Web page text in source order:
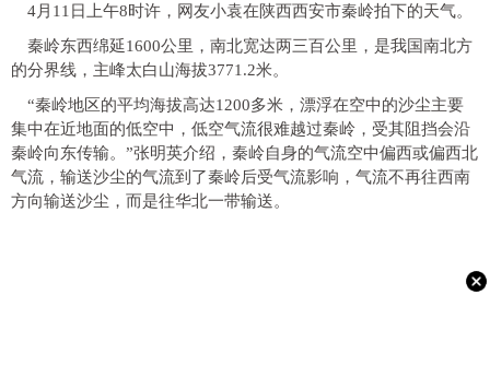
4月11日上午8时许，网友小袁在陕西西安市秦岭拍下的天气。
秦岭东西绵延1600公里，南北宽达两三百公里，是我国南北方
的分界线，主峰太白山海拔3771.2米。
“秦岭地区的平均海拔高达1200多米，漂浮在空中的沙尘主要
集中在近地面的低空中，低空气流很难越过秦岭，受其阻挡会沿
秦岭向东传输。”张明英介绍，秦岭自身的气流空中偏西或偏西北
气流，输送沙尘的气流到了秦岭后受气流影响，气流不再往西南
方向输送沙尘，而是往华北一带输送。